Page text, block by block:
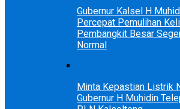
Gubernur Kalsel H
Percepat Pemulihan
Pembangkit Besar
Normal
Minta Kepastian Listrik
Gubernur H Muhidin